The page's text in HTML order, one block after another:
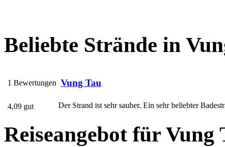
Beliebte Strände in
1 Bewertungen Vung Tau
Der Strand ist sehr sauber. Ein sehr beliebter
4,09 gut
Reiseangebot für Vung